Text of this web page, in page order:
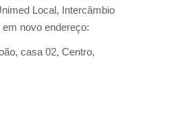
Local, Intercâmbio
em novo endereço:
casa 02, Centro,